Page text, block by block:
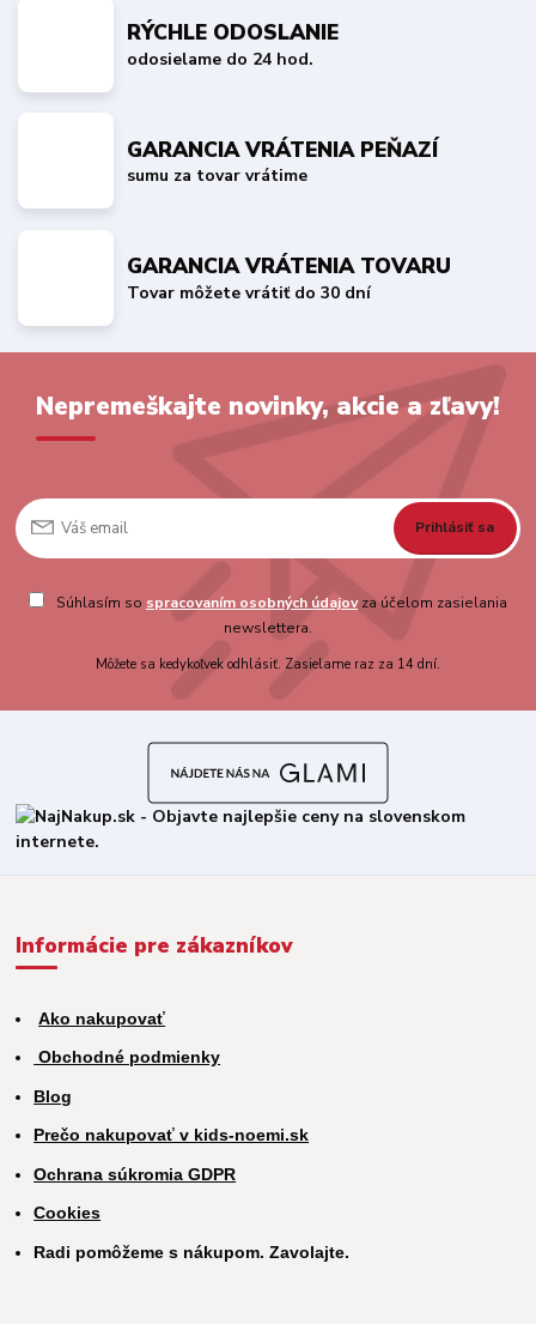
RÝCHLE ODOSLANIE
odosielame do 24 hod.
GARANCIA VRÁTENIA PEŇAZÍ
sumu za tovar vrátime
GARANCIA VRÁTENIA TOVARU
Tovar môžete vrátiť do 30 dní
Nepremeškajte novinky, akcie a zľavy!
Prihlásiť sa
Súhlasím so spracovaním osobných údajovza účelom zasielania
newslettera.
Môžete sa kedykoľvek odhlásiť. Zasielame raz za 14 dní.
Informácie pre zákazníkov
Ako nakupovať
Obchodné podmienky
Blog
Prečo nakupovať v kids-noemi.sk
Ochrana súkromia GDPR
Cookies
Radi pomôžeme s nákupom. Zavolajte.